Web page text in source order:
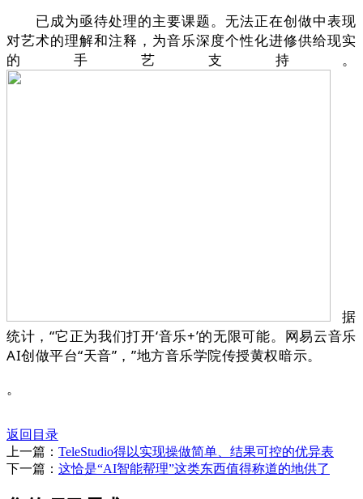
已成为亟待处理的主要课题。无法正在创做中表现
对艺术的理解和注释，为音乐深度个性化进修供给现实
的手艺支持。
据
统计，“它正为我们打开‘音乐+’的无限可能。网易云音乐
AI创做平台“天音”，”地方音乐学院传授黄权暗示。
。
返回目录
上一篇： TeleStudio得以实现操做简单、结果可控的优异表
下一篇： 这恰是“AI智能帮理”这类东西值得称道的地供了